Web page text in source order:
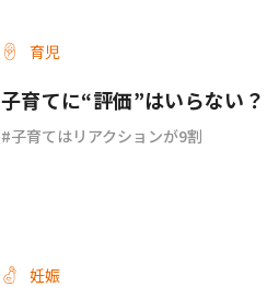
育児
子育てに“評価”はいらない
子育てはリアクションが9割
妊娠